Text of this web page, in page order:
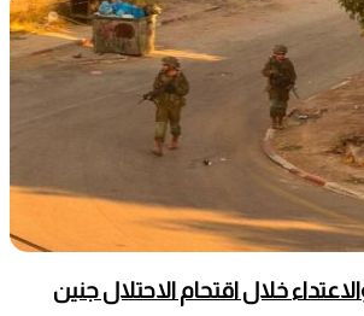
خلال اقتحام الاحتلال جنين